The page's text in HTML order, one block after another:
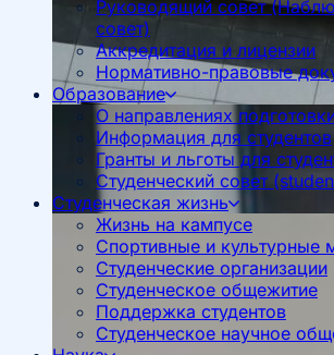
Руководящий совет
совет)
Аккредитация и лицензии
Нормативно-правовые
Образование
О направлениях
Информация для студентов
Гранты и льготы для
Студенческий совет
Студенческая жизнь
Жизнь на кампусе
Спортивные и культурные
Студенческие организации
Студенческое общежитие
Поддержка студентов
Студенческое научное